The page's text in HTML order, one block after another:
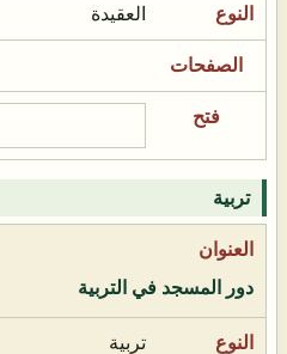
العقيدة
تربية
دور المسجد في التربية
تربية